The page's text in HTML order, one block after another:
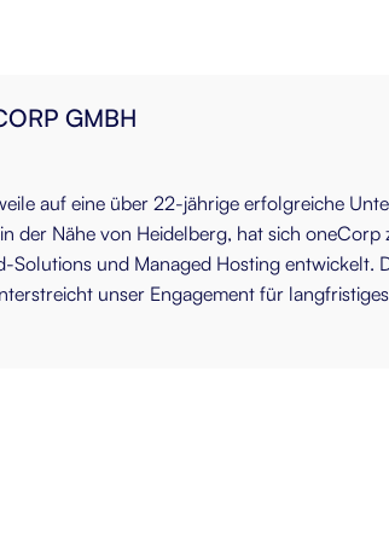
GMBH
auf eine über 22-jährige erfolgreiche
der Nähe von Heidelberg, hat sich
Solutions und Managed Hosting
unser Engagement für